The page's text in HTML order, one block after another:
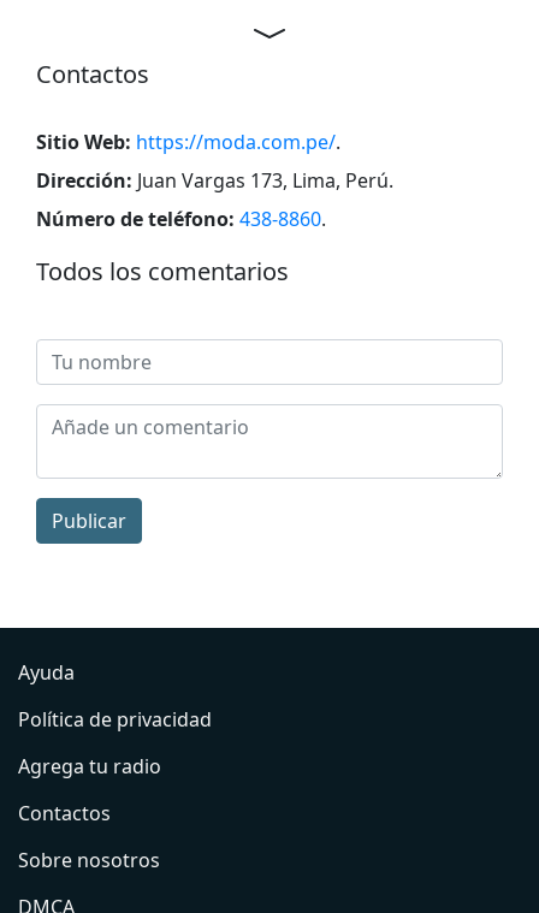
Contactos
Sitio Web: https://moda.com.pe/.
Dirección: Juan Vargas 173, Lima, Perú.
Número de teléfono: 438-8860.
Todos los comentarios
Publicar
Ayuda
Política de privacidad
Agrega tu radio
Contactos
Sobre nosotros
DMCA